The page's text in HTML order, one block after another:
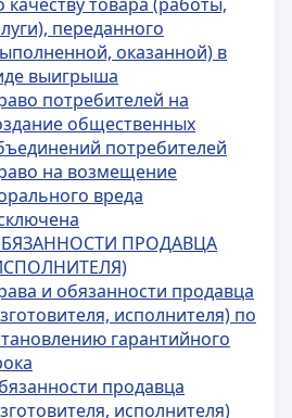
переданного
оказанной) в
выигрыша
потребителей на
общественных
потребителей
на возмещение
вреда
ПРОДАВЦА
и обязанности продавца
исполнителя) по
гарантийного
продавца
исполнителя)